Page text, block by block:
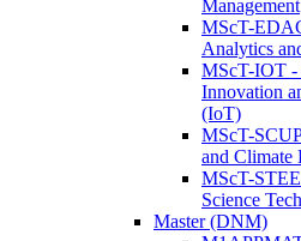
Management
MScT-
Analytics
MScT-IOT -
Innovation
(IoT)
MScT-
and Climate
MScT-
Science
Master (DNM)